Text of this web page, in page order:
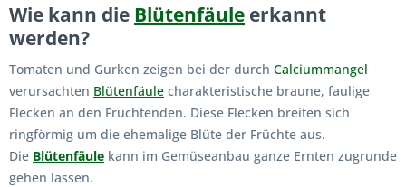
Wie kann die Blütenfäule erkannt
werden?
Tomaten und Gurken zeigen bei der durch Calciummangel
verursachten Blütenfäule charakteristische braune, faulige
Flecken an den Fruchtenden. Diese Flecken breiten sich
ringförmig um die ehemalige Blüte der Früchte aus.
Die Blütenfäule kann im Gemüseanbau ganze Ernten zugrunde
gehen lassen.